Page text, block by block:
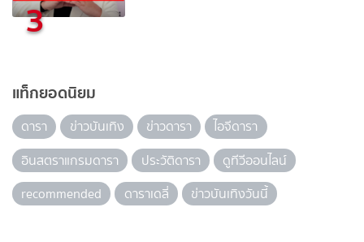
3
แท็กยอดนิยม
ดารา ข่าวบันเทิง ข่าวดารา
ไอจีดารา
อินสตราแกรมดารา
ประวัติดารา
ดูทีวีออนไลน์
recommended
ดาราเดลี่ ข่าวบันเทิงวันนี้